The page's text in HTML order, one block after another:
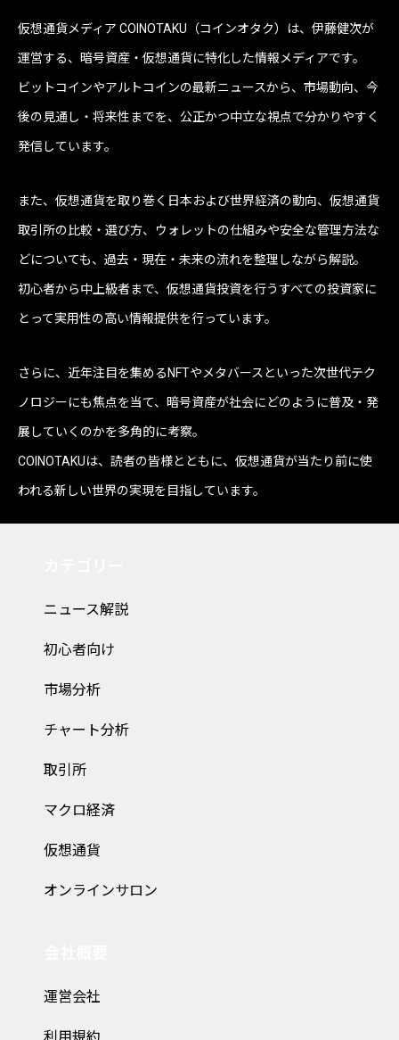
仮想通貨メディア COINOTAKU（コインオタク）は、伊藤健次が
運営する、暗号資産・仮想通貨に特化した情報メディアです。
ビットコインやアルトコインの最新ニュースから、市場動向、今
後の見通し・将来性までを、公正かつ中立な視点で分かりやすく
発信しています。
また、仮想通貨を取り巻く日本および世界経済の動向、仮想通貨
取引所の比較・選び方、ウォレットの仕組みや安全な管理方法な
どについても、過去・現在・未来の流れを整理しながら解説。
初心者から中上級者まで、仮想通貨投資を行うすべての投資家に
とって実用性の高い情報提供を行っています。
さらに、近年注目を集めるNFTやメタバースといった次世代テク
ノロジーにも焦点を当て、暗号資産が社会にどのように普及・発
展していくのかを多角的に考察。
COINOTAKUは、読者の皆様とともに、仮想通貨が当たり前に使
われる新しい世界の実現を目指しています。
ニュース解説
初心者向け
市場分析
チャート分析
取引所
マクロ経済
仮想通貨
オンラインサロン
運営会社